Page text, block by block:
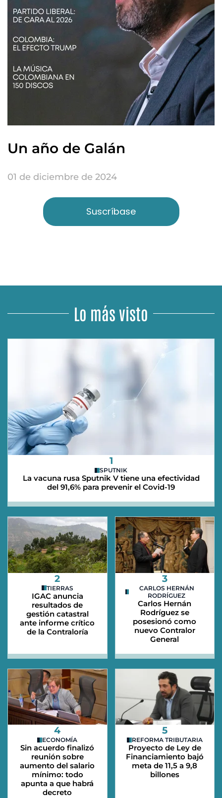
Un año de Galán
01 de diciembre de 2024
Suscríbase
Lo más visto
1
SPUTNIK
La vacuna rusa Sputnik V tiene una efectividad
del 91,6% para prevenir el Covid-19
2
TIERRAS
IGAC anuncia
resultados de
gestión catastral
ante informe crítico
de la Contraloría
3
CARLOS HERNÁN
RODRÍGUEZ
Carlos Hernán
Rodríguez se
posesionó como
nuevo Contralor
General
4
ECONOMÍA
Sin acuerdo finalizó
reunión sobre
aumento del salario
mínimo: todo
apunta a que habrá
decreto
5
REFORMA TRIBUTARIA
Proyecto de Ley de
Financiamiento bajó
meta de 11,5 a 9,8
billones